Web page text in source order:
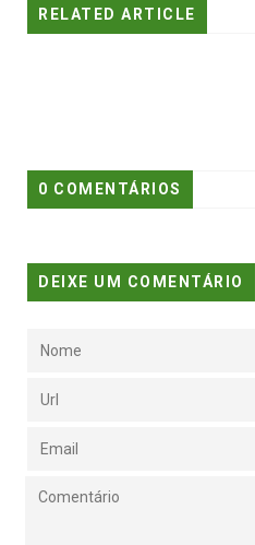
RELATED ARTICLE
0 COMENTÁRIOS
DEIXE UM COMENTÁRIO